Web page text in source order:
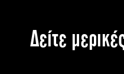
Δείτε